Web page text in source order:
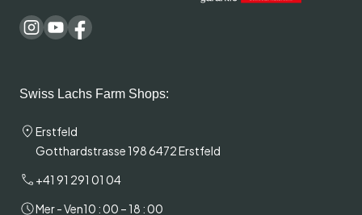
Swiss Lachs Farm Shops:
Erstfeld
Gotthardstrasse 198 6472 Erstfeld
+41 91 291 01 04
Mer - Ven10 : 00 – 18 : 00